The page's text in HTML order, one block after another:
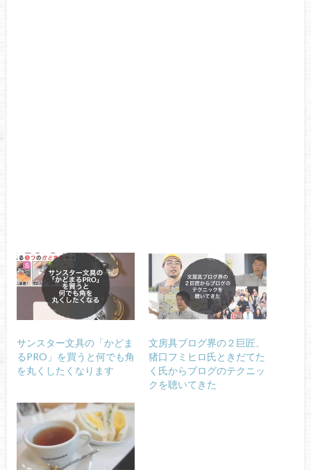
サンスター文具の「かどま
るPRO」を買うと何でも角
を丸くしたくなります
文房具ブログ界の２巨匠、
猪口フミヒロ氏ときだてた
く氏からブログのテクニッ
クを聴いてきた